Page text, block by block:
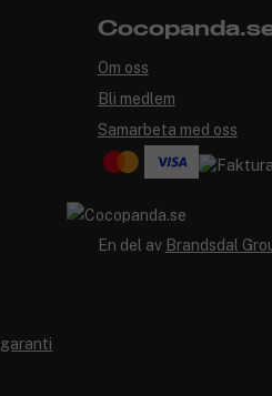
Om oss
Bli medlem
Samarbeta med oss
En del av Brandsdal